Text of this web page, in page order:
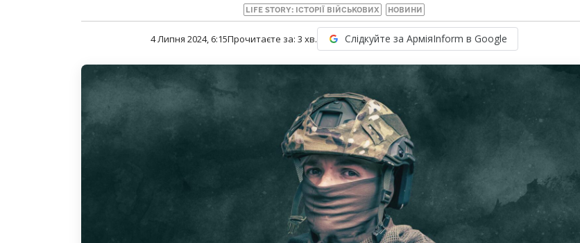
LIFE STORY: ІСТОРІЇ ВІЙСЬКОВИХ НОВИНИ
4 Липня 2024, 6:15Прочитаєте за: 3 хв. Слідкуйте за АрміяInform в Google